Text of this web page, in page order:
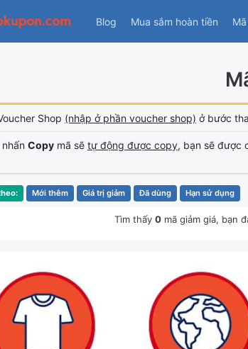
Blog Mua sắm hoàn tiền
Shop (nhập ở phần voucher shop) ở bước
nhấn Copy mã sẽ tự động được copy, bạn sẽ được
Mới thêm Giá trị giảm Đã dùng Hạn sử dụng
Tìm thấy 0mã giảm giá, bạn